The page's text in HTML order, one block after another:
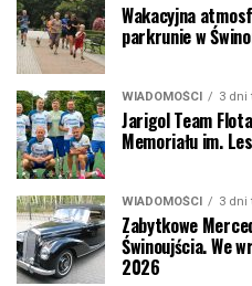
Wakacyjna
parkrunie w
WIADOMOŚCI 3 dni
Jarigol Team
Memoriału im.
WIADOMOŚCI 3 dni
Zabytkowe
Świnoujścia. We
2026